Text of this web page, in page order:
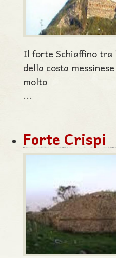
Il forte Schiaffino
della costa
molto
...
Forte Crispi